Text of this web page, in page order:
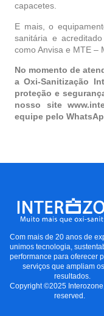
capacetes.
E mais, o
sanitária e
como Anvisa e MTE –
No momento de
a Oxi-Sanitização
proteção e
nosso site
equipe pelo
Com mais de 20 anos de
unimos tecnologia,
performance para oferecer
serviços que ampliam
resultados.
Copyright ©2025
reserved.